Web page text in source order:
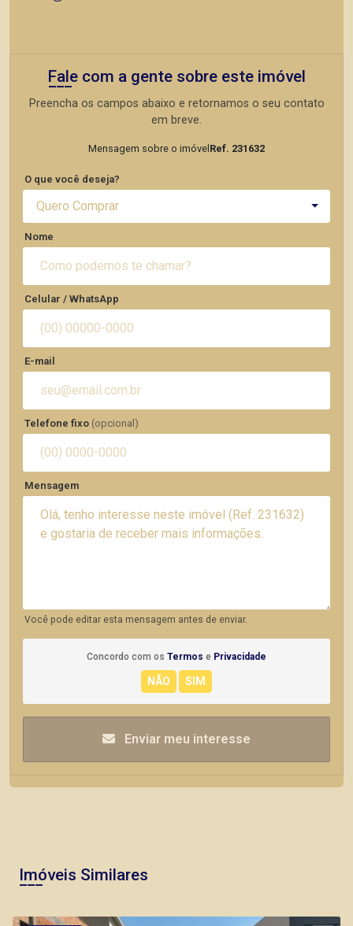
Fale com a gente sobre este imóvel
Preencha os campos abaixo e retornamos o seu contato
em breve.
Mensagem sobre o imóvel Ref. 231632
O que você deseja?
Quero Comprar
Nome
Celular / WhatsApp
E-mail
Telefone fixo (opcional)
Mensagem
Você pode editar esta mensagem antes de enviar.
Concordo com os Termos e Privacidade
Enviar meu interesse
Imóveis Similares